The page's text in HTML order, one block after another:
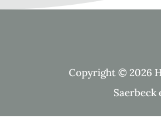
Copyright © 2026
Saerbeck